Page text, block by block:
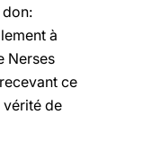
à
Nerses
ce
vérité de